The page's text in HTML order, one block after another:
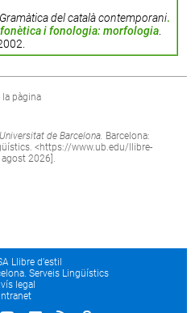
Gramàtica del català contemporani.
i fonologia: morfologia.
pàgina
de Barcelona. Barcelona:
<https://www.ub.edu/llibre-
2026].
Llibre d’estil
Serveis Lingüístics
legal
Intranet